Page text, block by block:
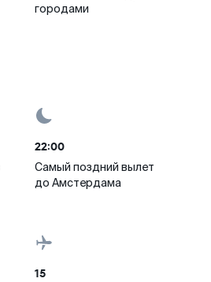
городами
22:00
Самый поздний вылет
до Амстердама
15